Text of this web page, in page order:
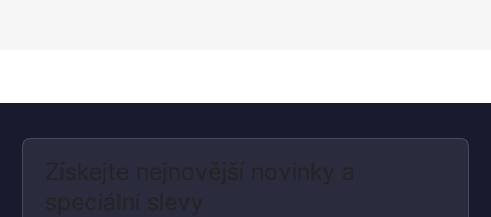
Získejte nejnovější novinky a
speciální slevy